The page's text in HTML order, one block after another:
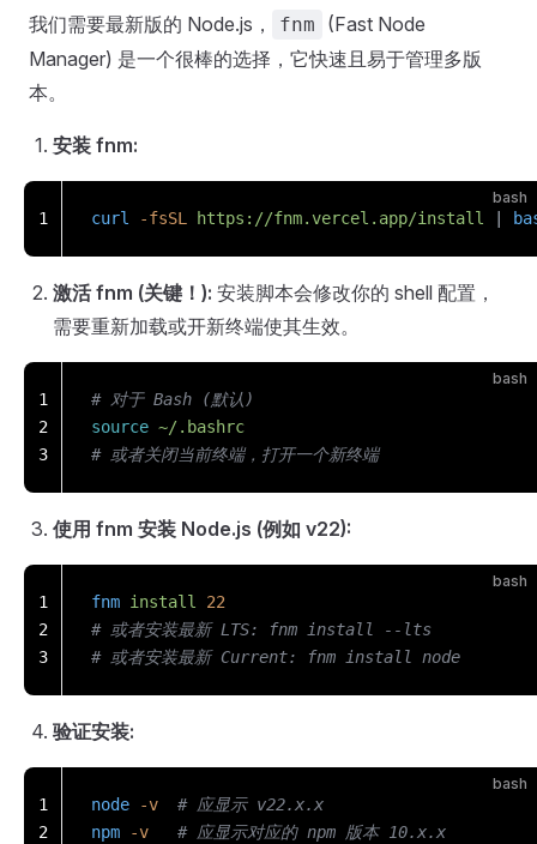
我们需要最新版的 Node.js， fnm
(Fast Node
Manager) 是一个很棒的选择，它快速且易于管理多版
本。
安装 fnm:
bash
curl -fsSL https://fnm.vercel.app/install
1
激活 fnm (关键！): 安装脚本会修改你的 shell 配置，
需要重新加载或开新终端使其生效。
bash
# 对于 Bash (默认)
source ~/.bashrc
# 或者关闭当前终端，打开一个新终端
1
2
3
使用 fnm 安装 Node.js (例如 v22):
bash
fnm install
22
# 或者安装最新 LTS: fnm install --lts
# 或者安装最新 Current: fnm install node
1
2
3
验证安装:
bash
node -v
  # 应显示 v22.x.x
npm -v
   # 应显示对应的 npm 版本 10.x.x
1
2